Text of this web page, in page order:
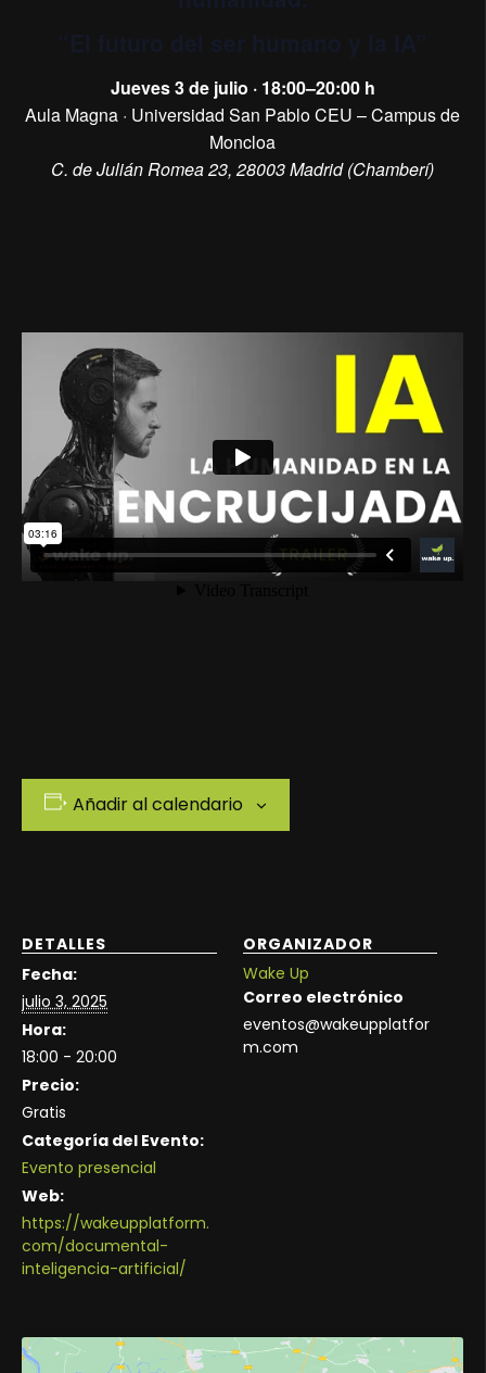
Jueves 3 de julio · 18:00–20:00 h
Aula Magna · Universidad San Pablo CEU – Campus de
Moncloa
C. de Julián Romea 23, 28003 Madrid (Chamberí)
Añadir al calendario
DETALLES
Fecha:
julio 3, 2025
Hora:
18:00 - 20:00
Precio:
Gratis
Categoría del Evento:
Evento presencial
Web:
https://wakeupplatform.
com/documental-
inteligencia-artificial/
ORGANIZADOR
Wake Up
Correo electrónico
eventos@wakeupplatfor
m.com